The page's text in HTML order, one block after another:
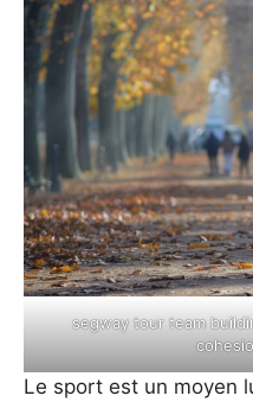
segway tour team
Le sport est un moyen